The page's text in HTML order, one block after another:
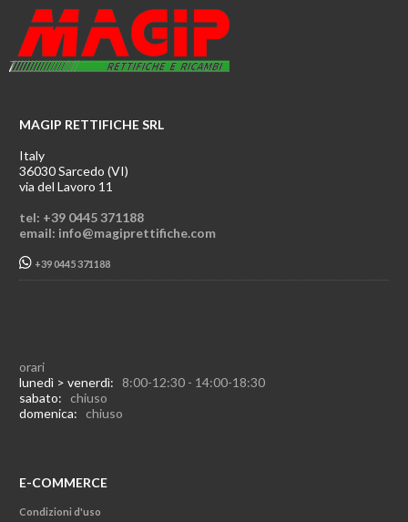
MAGIP RETTIFICHE SRL
Italy
36030 Sarcedo (VI)
via del Lavoro 11
tel: +39 0445 371188
email: info@magiprettifiche.com
+39 0445 371188
orari
lunedì > venerdì: 8:00-12:30 - 14:00-18:30
sabato: chiuso
domenica: chiuso
E-COMMERCE
Condizioni d'uso